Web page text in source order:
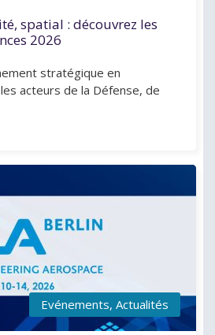
spatial : découvrez les
2026
stratégique en
acteurs de la Défense, de
Evénements, Actualités